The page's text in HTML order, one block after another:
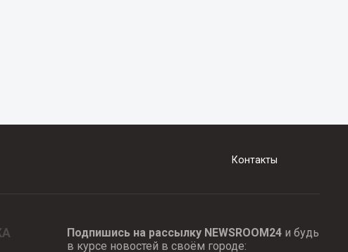
Контакты
Подпишись на рассылку NEWSROOM24и будь
в курсе новостей в своём городе: